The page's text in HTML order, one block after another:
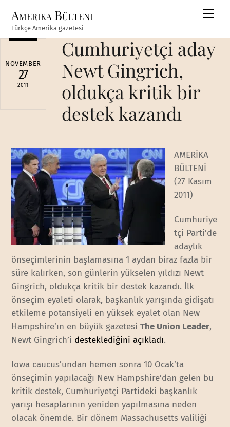
content
Amerika Bülteni
Türkçe Amerika gazetesi
NOVEMBER
27
2011
Cumhuriyetçi aday
Newt Gingrich,
oldukça kritik bir
destek kazandı
AMERİKA
BÜLTENİ
(27 Kasım
2011)
Cumhuriye
tçi Parti’de
adaylık
önseçimlerinin başlamasına 1 aydan biraz fazla bir
süre kalırken, son günlerin yükselen yıldızı Newt
Gingrich, oldukça kritik bir destek kazandı. İlk
önseçim eyaleti olarak, başkanlık yarışında gidişatı
etkileme potansiyeli en yüksek eyalet olan New
Hampshire’ın en büyük gazetesiThe Union Leader,
Newt Gingrich’i desteklediğini açıkladı.
Iowa caucus’undan hemen sonra 10 Ocak’ta
önseçimin yapılacağı New Hampshire’dan gelen bu
kritik destek, Cumhuriyetçi Partideki başkanlık
yarışı hesaplarının yeniden yapılmasına neden
olacak önemde. Bir dönem Massachusetts valiliği